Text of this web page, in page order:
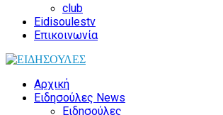
club
Eidisoulestv
Επικοινωνία
Αρχική
Ειδησούλες News
Ειδησούλες